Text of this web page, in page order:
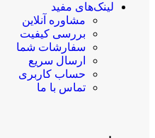
لینک‌های مفید
مشاوره آنلاین
بررسی کیفیت
سفارشات شما
ارسال سریع
حساب کاربری
تماس با ما